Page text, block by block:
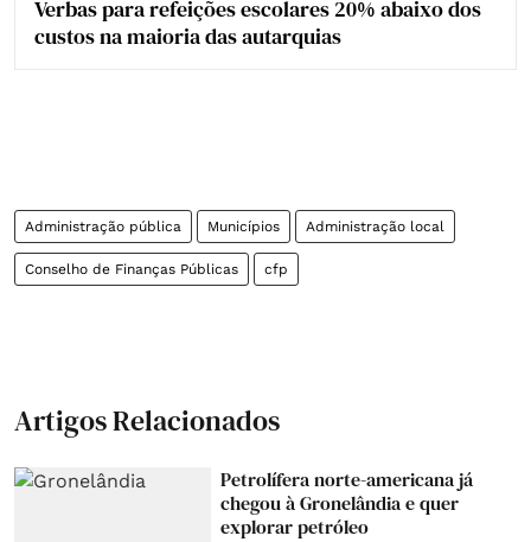
Verbas para refeições escolares 20% abaixo dos
custos na maioria das autarquias
Administração pública Municípios Administração local
Conselho de Finanças Públicas cfp
Artigos Relacionados
Petrolífera norte-americana já
chegou à Gronelândia e quer
explorar petróleo